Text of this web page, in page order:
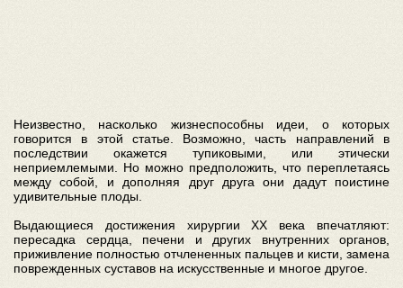
Неизвестно, насколько жизнеспособны идеи, о которых
говорится в этой статье. Возможно, часть направлений в
последствии окажется тупиковыми, или этически
неприемлемыми. Но можно предположить, что переплетаясь
между собой, и дополняя друг друга они дадут поистине
удивительные плоды.
Выдающиеся достижения хирургии XX века впечатляют:
пересадка сердца, печени и других внутренних органов,
приживление полностью отчлененных пальцев и кисти, замена
поврежденных суставов на искусственные и многое другое.